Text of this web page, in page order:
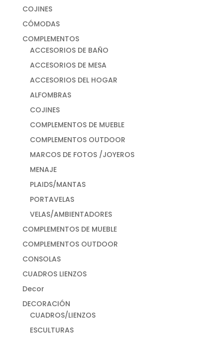
COJINES
CÓMODAS
COMPLEMENTOS
ACCESORIOS DE BAÑO
ACCESORIOS DE MESA
ACCESORIOS DEL HOGAR
ALFOMBRAS
COJINES
COMPLEMENTOS DE MUEBLE
COMPLEMENTOS OUTDOOR
MARCOS DE FOTOS /JOYEROS
MENAJE
PLAIDS/MANTAS
PORTAVELAS
VELAS/AMBIENTADORES
COMPLEMENTOS DE MUEBLE
COMPLEMENTOS OUTDOOR
CONSOLAS
CUADROS LIENZOS
Decor
DECORACIÓN
CUADROS/LIENZOS
ESCULTURAS